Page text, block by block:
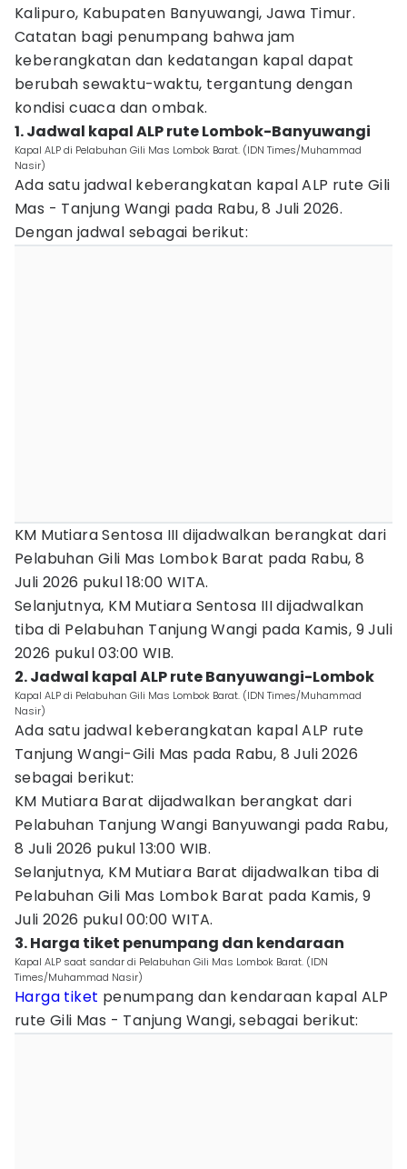
Kalipuro, Kabupaten Banyuwangi, Jawa Timur.
Catatan bagi penumpang bahwa jam
keberangkatan dan kedatangan kapal dapat
berubah sewaktu-waktu, tergantung dengan
kondisi cuaca dan ombak.
1. Jadwal kapal ALP rute Lombok-Banyuwangi
Kapal ALP di Pelabuhan Gili Mas Lombok Barat. (IDN Times/Muhammad
Nasir)
Ada satu jadwal keberangkatan kapal ALP rute Gili
Mas - Tanjung Wangi pada Rabu, 8 Juli 2026.
Dengan jadwal sebagai berikut:
KM Mutiara Sentosa III dijadwalkan berangkat dari
Pelabuhan Gili Mas Lombok Barat pada Rabu, 8
Juli 2026 pukul 18:00 WITA.
Selanjutnya, KM Mutiara Sentosa III dijadwalkan
tiba di Pelabuhan Tanjung Wangi pada Kamis, 9 Juli
2026 pukul 03:00 WIB.
2. Jadwal kapal ALP rute Banyuwangi-Lombok
Kapal ALP di Pelabuhan Gili Mas Lombok Barat. (IDN Times/Muhammad
Nasir)
Ada satu jadwal keberangkatan kapal ALP rute
Tanjung Wangi-Gili Mas pada Rabu, 8 Juli 2026
sebagai berikut:
KM Mutiara Barat dijadwalkan berangkat dari
Pelabuhan Tanjung Wangi Banyuwangi pada Rabu,
8 Juli 2026 pukul 13:00 WIB.
Selanjutnya, KM Mutiara Barat dijadwalkan tiba di
Pelabuhan Gili Mas Lombok Barat pada Kamis, 9
Juli 2026 pukul 00:00 WITA.
3. Harga tiket penumpang dan kendaraan
Kapal ALP saat sandar di Pelabuhan Gili Mas Lombok Barat. (IDN
Times/Muhammad Nasir)
Harga tiket penumpang dan kendaraan kapal ALP
rute Gili Mas - Tanjung Wangi, sebagai berikut: